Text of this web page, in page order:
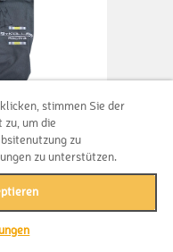
15 Polo
+ 500
Erlebnis bei
stimmen Sie der
zu, um die
zu
zu unterstützen.